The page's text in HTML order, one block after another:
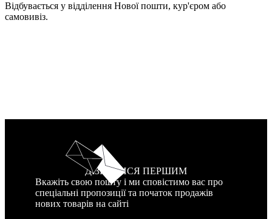
Відбувається у відділення Нової пошти, кур'єром або
самовивіз.
ДІЗНАТИСЯ ПЕРШИМ
Вкажіть свою пошту і ми сповістимо вас про
спеціальні пропозиції та початок продажів
нових товарів на сайті